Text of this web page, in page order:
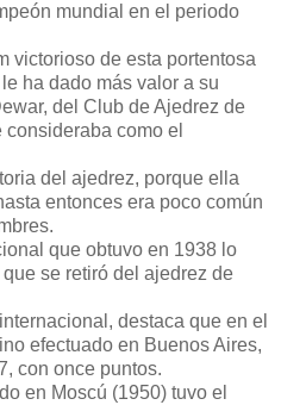
mundial en el periodo
victorioso de esta portentosa
ha dado más valor a su
del Club de Ajedrez de
como el
del ajedrez, porque ella
entonces era poco común
que obtuvo en 1938 lo
se retiró del ajedrez de
destaca que en el
efectuado en Buenos Aires,
con once puntos.
en Moscú (1950) tuvo el